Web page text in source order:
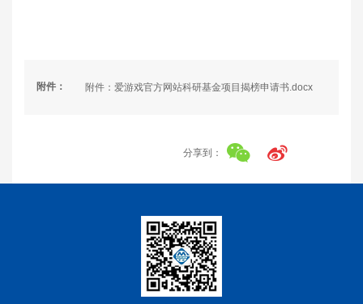
附件： 附件：爱游戏官方网站科研基金项目揭榜申请书.docx
分享到：